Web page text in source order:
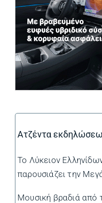
Ατζέντα
Το Λύκειον
παρουσιάζει την
Μουσική βραδιά από